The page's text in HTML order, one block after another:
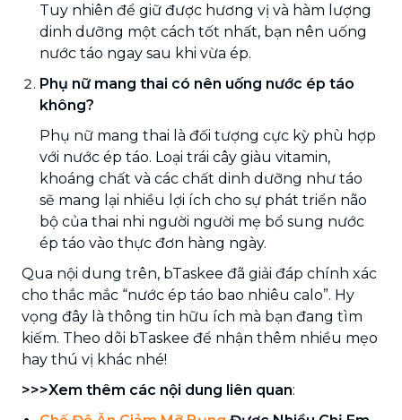
Tuy nhiên để giữ được hương vị và hàm lượng
dinh dưỡng một cách tốt nhất, bạn nên uống
nước táo ngay sau khi vừa ép.
Phụ nữ mang thai có nên uống nước ép táo
không?
Phụ nữ mang thai là đối tượng cực kỳ phù hợp
với nước ép táo. Loại trái cây giàu vitamin,
khoáng chất và các chất dinh dưỡng như táo
sẽ mang lại nhiều lợi ích cho sự phát triển não
bộ của thai nhi người người mẹ bổ sung nước
ép táo vào thực đơn hàng ngày.
Qua nội dung trên, bTaskee đã giải đáp chính xác
cho thắc mắc “nước ép táo bao nhiêu calo”. Hy
vọng đây là thông tin hữu ích mà bạn đang tìm
kiếm. Theo dõi bTaskee để nhận thêm nhiều mẹo
hay thú vị khác nhé!
>>>Xem thêm các nội dung liên quan: